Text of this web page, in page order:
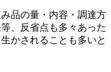
品の量・内容・調達方
、反省点も多々あった
かされることも多いと